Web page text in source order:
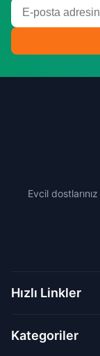
Evcil
Hızlı Linkler
Kategoriler